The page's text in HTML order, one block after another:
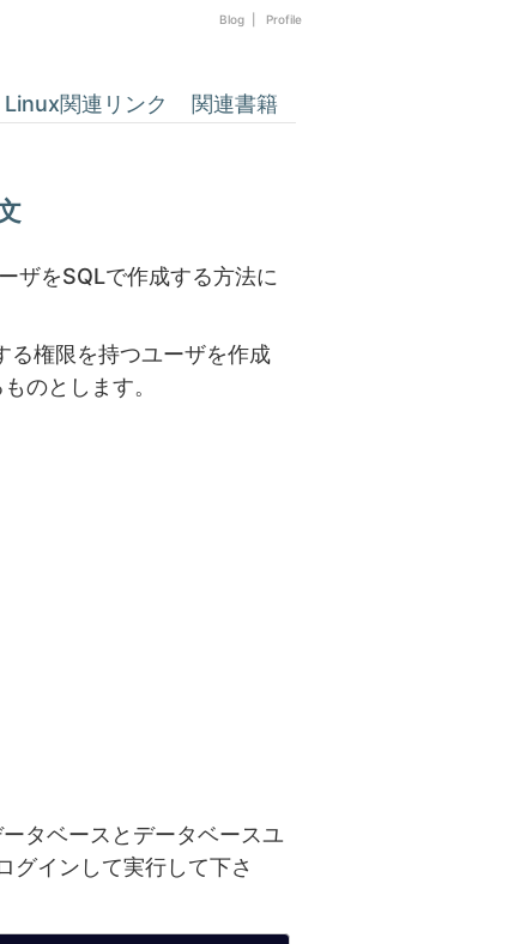
Blog Profile
関連リンク 関連書籍
ザをSQLで作成する方法に
る権限を持つユーザを作成
のとします。
タベースとデータベースユ
グインして実行して下さ